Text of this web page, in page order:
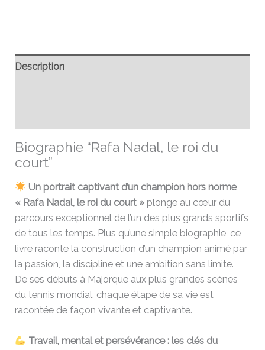
Description
Biographie “Rafa Nadal, le roi du
court”
Un portrait captivant d’un champion hors norme
« Rafa Nadal, le roi du court » plonge au cœur du
parcours exceptionnel de l’un des plus grands sportifs
de tous les temps. Plus qu’une simple biographie, ce
livre raconte la construction d’un champion animé par
la passion, la discipline et une ambition sans limite.
De ses débuts à Majorque aux plus grandes scènes
du tennis mondial, chaque étape de sa vie est
racontée de façon vivante et captivante.
Travail, mental et persévérance : les clés du